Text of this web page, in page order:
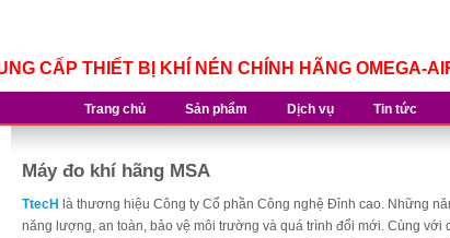
CẤP THIẾT BỊ KHÍ NÉN CHÍNH HÃNG OMEGA-
Trang chủ Sản phẩm Dịch vụ Tin tức
Máy đo khí hãng MSA
TtecH là thương hiệu Công ty Cổ phần Công nghệ Đỉnh cao. Những
năng lượng, an toàn, bảo vệ môi trường và quá trình đổi mới. Cùng